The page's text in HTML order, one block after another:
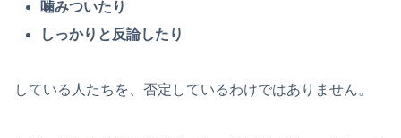
噛みついたり
しっかりと反論したり
している人たちを、否定しているわけではありません。